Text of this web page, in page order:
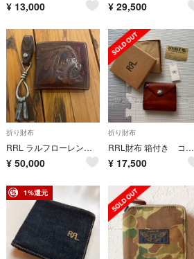
¥ 13,000 ¥ 29,500
折り財布
RRL ラルフローレン カービングレザー 財布 キーリンク ハンドメイド
¥ 50,000
折り財布
RRL財布 箱付き コンチョ ウォレット
¥ 17,500
1%還元